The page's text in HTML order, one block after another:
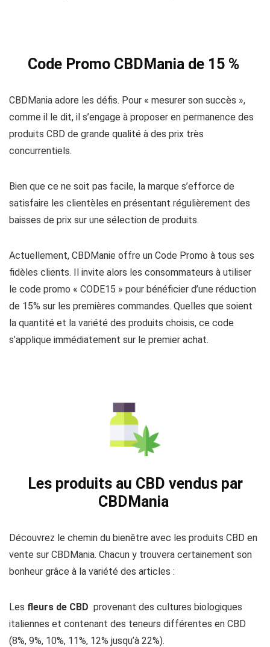
Code Promo CBDMania de 15 %
CBDMania adore les défis. Pour « mesurer son succès »,
comme il le dit, il s’engage à proposer en permanence des
produits CBD de grande qualité à des prix très
concurrentiels.
Bien que ce ne soit pas facile, la marque s’efforce de
satisfaire les clientèles en présentant régulièrement des
baisses de prix sur une sélection de produits.
Actuellement, CBDManie offre un Code Promo à tous ses
fidèles clients. Il invite alors les consommateurs à utiliser
le code promo « CODE15 » pour bénéficier d’une réduction
de 15% sur les premières commandes. Quelles que soient
la quantité et la variété des produits choisis, ce code
s’applique immédiatement sur le premier achat.
Les produits au CBD vendus par
CBDMania
Découvrez le chemin du bienêtre avec les produits CBD en
vente sur CBDMania. Chacun y trouvera certainement son
bonheur grâce à la variété des articles :
Les fleurs de CBD provenant des cultures biologiques
italiennes et contenant des teneurs différentes en CBD
(8%, 9%, 10%, 11%, 12% jusqu’à 22%).